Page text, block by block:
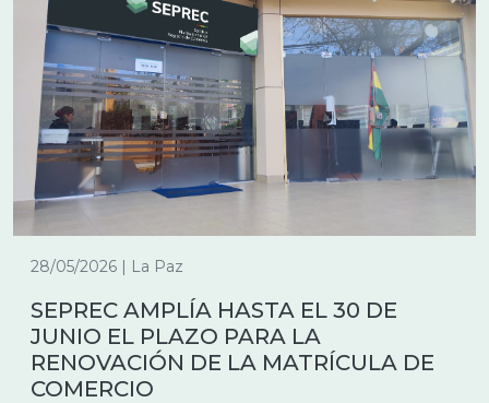
28/05/2026 | La Paz
SEPREC AMPLÍA HASTA EL 30 DE
JUNIO EL PLAZO PARA LA
RENOVACIÓN DE LA MATRÍCULA DE
COMERCIO